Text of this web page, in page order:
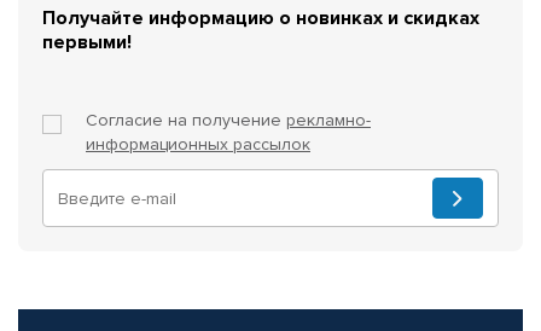
Получайте информацию о новинках и скидках
первыми!
Согласие на получение рекламно-
информационных рассылок